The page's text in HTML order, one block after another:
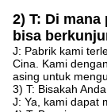
2) T: Di
bisa
J: Pabrik kami
Cina. Kami
asing untuk
3) T: Bisakah
J: Ya, kami dapat